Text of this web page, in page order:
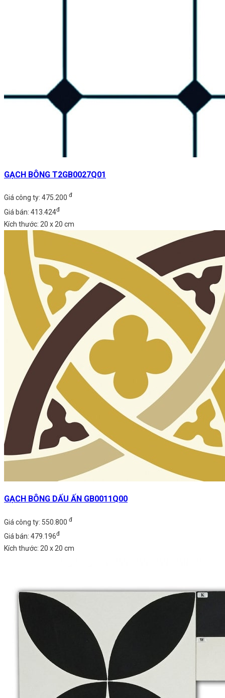
GẠCH BÔNG T2GB0027Q01
Giá công ty: 475.200 đ
Giá bán: 413.424đ
Kích thước: 20 x 20 cm
GẠCH BÔNG DẤU ẤN GB0011Q00
Giá công ty: 550.800 đ
Giá bán: 479.196đ
Kích thước: 20 x 20 cm